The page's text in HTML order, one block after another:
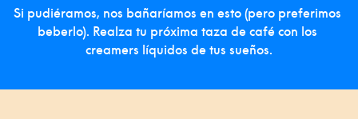
Si pudiéramos, nos bañaríamos en esto (pero preferimos
beberlo). Realza tu próxima taza de café con los
creamers líquidos de tus sueños.